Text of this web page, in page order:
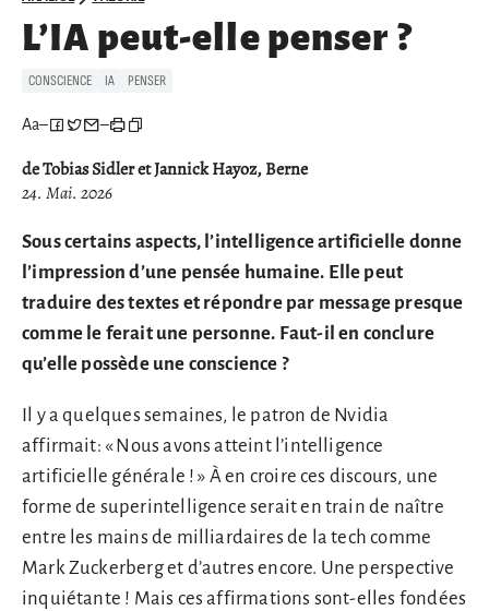
L’IA peut-elle penser ?
CONSCIENCE IA PENSER
Aa– –
de Tobias Sidler et Jannick Hayoz, Berne
24. Mai. 2026
Sous certains aspects, l’intelligence artificielle donne
l’impression d’une pensée humaine. Elle peut
traduire des textes et répondre par message presque
comme le ferait une personne. Faut-il en conclure
qu’elle possède une conscience ?
Il y a quelques semaines, le patron de Nvidia
affirmait: « Nous avons atteint l’intelligence
artificielle générale ! » À en croire ces discours, une
forme de superintelligence serait en train de naître
entre les mains de milliardaires de la tech comme
Mark Zuckerberg et d’autres encore. Une perspective
inquiétante ! Mais ces affirmations sont-elles fondées